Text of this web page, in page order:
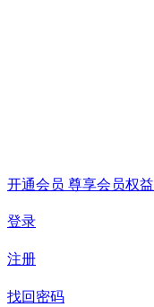
开通会员 尊享会员权益
登录
注册
找回密码